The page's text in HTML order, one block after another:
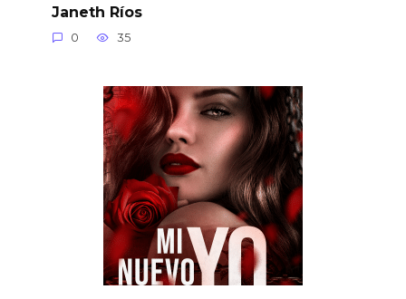
Janeth Ríos
0 35